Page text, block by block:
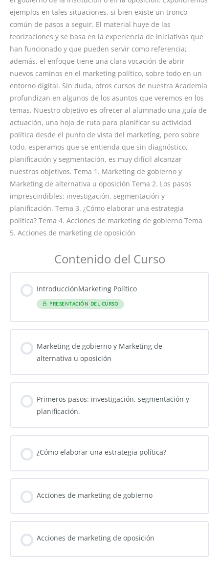
ejemplos en tales situaciones, si bien existe un tronco
común de pasos a seguir. El material huye de las
teorizaciones y se basa en la experiencia de iniciativas que
han funcionado y que pueden servir como referencia;
además, el enfoque tiene una clara vocación de abrir
nuevos caminos en el marketing político, sobre todo en un
entorno digital. Sin duda, otros cursos de nuestra Academia
profundizan en algunos de los asuntos que veremos en los
temas. Nuestro objetivo es ofrecer al alumnado una guía de
actuación, una hoja de ruta para planificar su actividad
política desde el punto de vista del marketing, pero sobre
todo, esperamos que se entienda que sin diagnóstico,
planificación y segmentación, es muy difícil alcanzar
nuestros objetivos. Tema 1. Marketing de gobierno y
Marketing de alternativa u oposición Tema 2. Los pasos
imprescindibles: investigación, segmentación y
planificación. Tema 3. ¿Cómo elaborar una estrategia
política? Tema 4. Acciones de marketing de gobierno Tema
5. Acciones de marketing de oposición
Contenido del Curso
IntroducciónMarketing Político
PRESENTACIÓN DEL CURSO
Marketing de gobierno y Marketing de
alternativa u oposición
Primeros pasos: investigación, segmentación y
planificación.
¿Cómo elaborar una estrategia política?
Acciones de marketing de gobierno
Acciones de marketing de oposición